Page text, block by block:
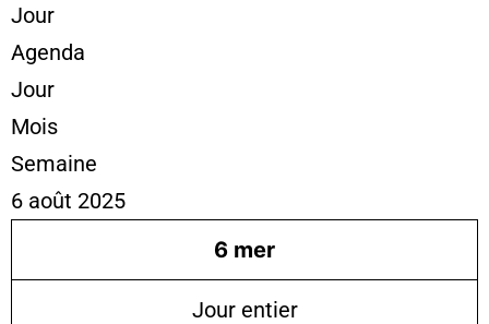
Jour
Agenda
Jour
Mois
Semaine
6 août 2025
6 mer
Jour entier